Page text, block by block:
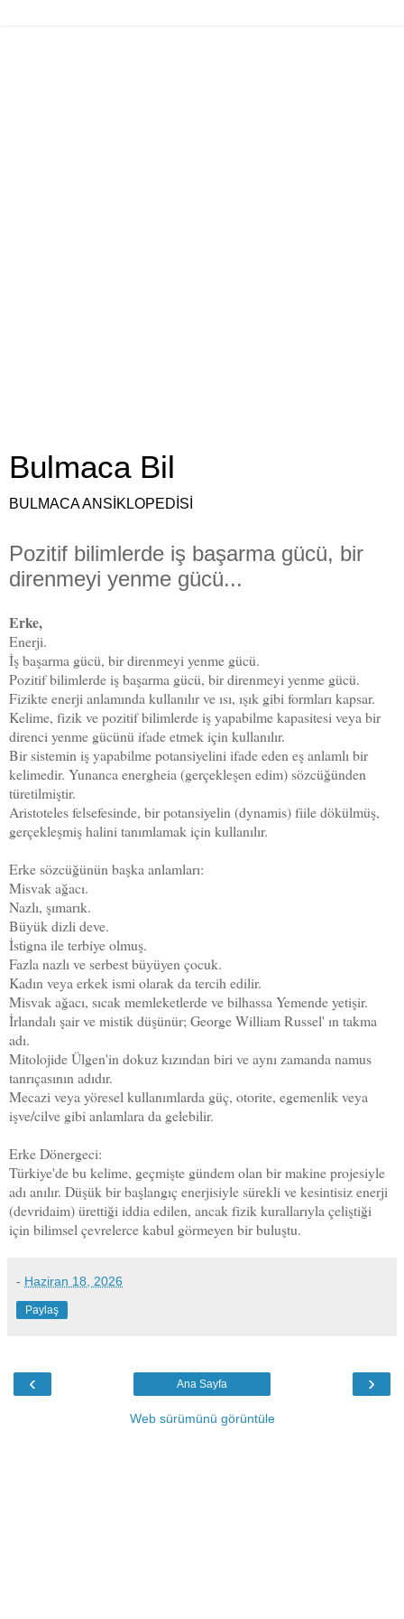
Bulmaca Bil
BULMACA ANSİKLOPEDİSİ
Pozitif bilimlerde iş başarma gücü, bir
direnmeyi yenme gücü...
Erke,
Enerji.
İş başarma gücü, bir direnmeyi yenme gücü.
Pozitif bilimlerde iş başarma gücü, bir direnmeyi yenme gücü.
Fizikte enerji anlamında kullanılır ve ısı, ışık gibi formları kapsar.
Kelime, fizik ve pozitif bilimlerde iş yapabilme kapasitesi veya bir
direnci yenme gücünü ifade etmek için kullanılır.
Bir sistemin iş yapabilme potansiyelini ifade eden eş anlamlı bir
kelimedir. Yunanca energheia (gerçekleşen edim) sözcüğünden
türetilmiştir.
Aristoteles felsefesinde, bir potansiyelin (dynamis) fiile dökülmüş,
gerçekleşmiş halini tanımlamak için kullanılır.
Erke sözcüğünün başka anlamları:
Misvak ağacı.
Nazlı, şımarık.
Büyük dizli deve.
İstigna ile terbiye olmuş.
Fazla nazlı ve serbest büyüyen çocuk.
Kadın veya erkek ismi olarak da tercih edilir.
Misvak ağacı, sıcak memleketlerde ve bilhassa Yemende yetişir.
İrlandalı şair ve mistik düşünür; George William Russel' ın takma
adı.
Mitolojide Ülgen'in dokuz kızından biri ve aynı zamanda namus
tanrıçasının adıdır.
Mecazi veya yöresel kullanımlarda güç, otorite, egemenlik veya
işve/cilve gibi anlamlara da gelebilir.
Erke Dönergeci:
Türkiye'de bu kelime, geçmişte gündem olan bir makine projesiyle
adı anılır. Düşük bir başlangıç enerjisiyle sürekli ve kesintisiz enerji
(devridaim) ürettiği iddia edilen, ancak fizik kurallarıyla çeliştiği
için bilimsel çevrelerce kabul görmeyen bir buluştu.
- Haziran 18, 2026
Paylaş
‹ ›
Ana Sayfa
Web sürümünü görüntüle